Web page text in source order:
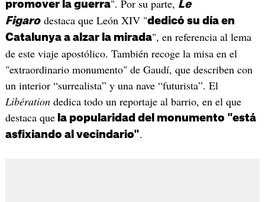
promover la guerra". Por su parte, Le
Figarodestaca que León XIV "dedicó su día en
Catalunya a alzar la mirada", en referencia al lema
de este viaje apostólico. También recoge la misa en el
"extraordinario monumento" de Gaudí, que describen con
un interior “surrealista” y una nave “futurista”. El
Libérationdedica todo un reportaje al barrio, en el que
destaca quela popularidad del monumento "está
asfixiando al vecindario".